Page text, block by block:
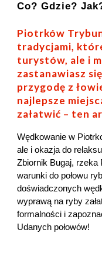
Co? Gdzie?
Piotrków
tradycjami,
turystów, ale i
zastanawiasz
przygodę z
najlepsze
załatwić – ten
Wędkowanie w
ale i okazja do
Zbiornik Bugaj, rzeka
warunki do połowu
doświadczonych
wyprawą na ryby
formalności i
Udanych połowów!